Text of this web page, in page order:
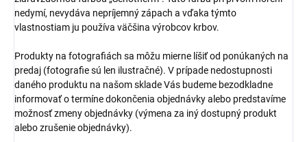
nedymí, nevydáva nepríjemný zápach a vďaka týmto
vlastnostiam ju používa väčšina výrobcov krbov.
Produkty na fotografiách sa môžu mierne líšiť od ponúkaných na
predaj (fotografie sú len ilustračné). V prípade nedostupnosti
daného produktu na našom sklade Vás budeme bezodkladne
informovať o termíne dokončenia objednávky alebo predstavíme
možnosť zmeny objednávky (výmena za iný dostupný produkt
alebo zrušenie objednávky).